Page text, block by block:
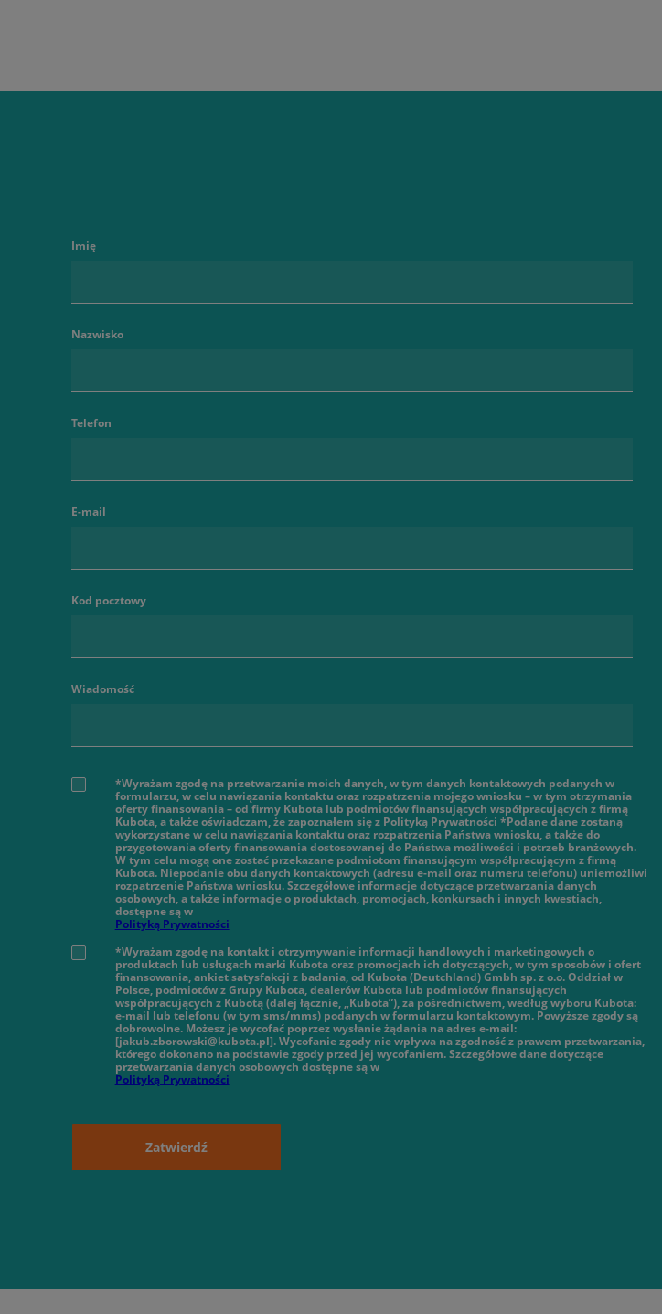
Imię
Nazwisko
Telefon
E-mail
Kod pocztowy
Wiadomość
*Wyrażam zgodę na przetwarzanie moich danych, w tym danych kontaktowych podanych w
formularzu, w celu nawiązania kontaktu oraz rozpatrzenia mojego wniosku – w tym otrzymania
oferty finansowania – od firmy Kubota lub podmiotów finansujących współpracujących z firmą
Kubota, a także oświadczam, że zapoznałem się z Polityką Prywatności *Podane dane zostaną
wykorzystane w celu nawiązania kontaktu oraz rozpatrzenia Państwa wniosku, a także do
przygotowania oferty finansowania dostosowanej do Państwa możliwości i potrzeb branżowych.
W tym celu mogą one zostać przekazane podmiotom finansującym współpracującym z firmą
Kubota. Niepodanie obu danych kontaktowych (adresu e-mail oraz numeru telefonu) uniemożliwi
rozpatrzenie Państwa wniosku. Szczegółowe informacje dotyczące przetwarzania danych
osobowych, a także informacje o produktach, promocjach, konkursach i innych kwestiach,
dostępne są w
Polityką Prywatności
*Wyrażam zgodę na kontakt i otrzymywanie informacji handlowych i marketingowych o
produktach lub usługach marki Kubota oraz promocjach ich dotyczących, w tym sposobów i ofert
finansowania, ankiet satysfakcji z badania, od Kubota (Deutchland) Gmbh sp. z o.o. Oddział w
Polsce, podmiotów z Grupy Kubota, dealerów Kubota lub podmiotów finansujących
współpracujących z Kubotą (dalej łącznie, „Kubota”), za pośrednictwem, według wyboru Kubota:
e-mail lub telefonu (w tym sms/mms) podanych w formularzu kontaktowym. Powyższe zgody są
dobrowolne. Możesz je wycofać poprzez wysłanie żądania na adres e-mail:
[jakub.zborowski@kubota.pl]. Wycofanie zgody nie wpływa na zgodność z prawem przetwarzania,
którego dokonano na podstawie zgody przed jej wycofaniem. Szczegółowe dane dotyczące
przetwarzania danych osobowych dostępne są w
Polityką Prywatności
Zatwierdź